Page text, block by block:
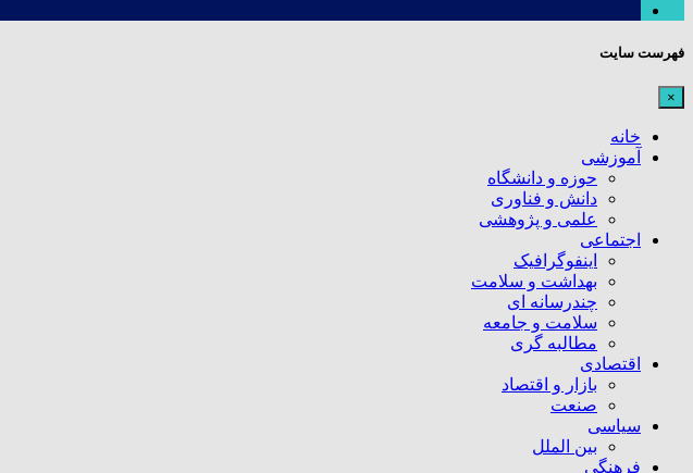
فهرست سایت
×
خانه
آموزشی
حوزه و دانشگاه
دانش و فناوری
علمی و پژوهشی
اجتماعی
اینفوگرافیک
بهداشت و سلامت
چندرسانه ای
سلامت و جامعه
مطالبه گری
اقتصادی
بازار و اقتصاد
صنعت
سیاسی
بین الملل
فرهنگی